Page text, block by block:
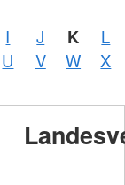
I J K
L
U V W
X